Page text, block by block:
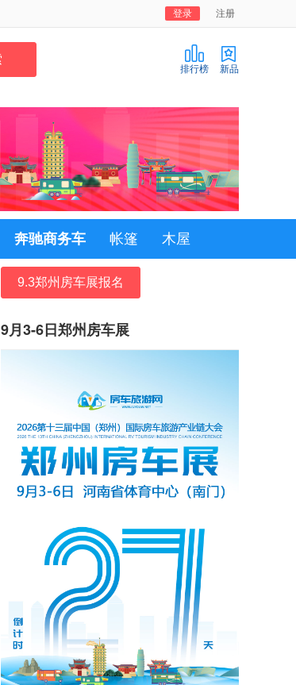
注册
登录
排行榜 新品
奔驰商务车 帐篷 木屋
9.3郑州房车展报名
9月3-6日郑州房车展